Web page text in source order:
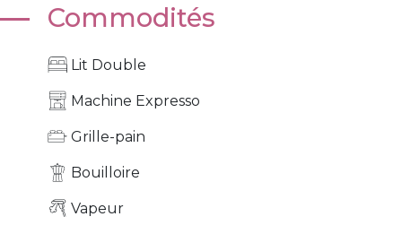
Commodités
Lit Double
Machine Expresso
Grille-pain
Bouilloire
Vapeur